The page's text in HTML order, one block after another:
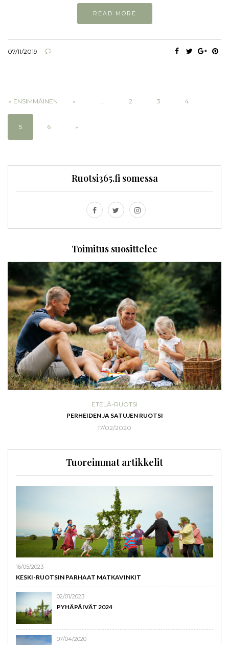
READ MORE
07/11/2019
« ENSIMMÄINEN « ... 2 3 4
5 6 »
Ruotsi365.fi somessa
Toimitus suosittelee
JA SATUJEN RUOTSI
Tuoreimmat artikkelit
16/05/2023
KESKI-RUOTSIN PARHAAT MATKAVINKIT
02/01/2023
PYHÄPÄIVÄT 2024
07/04/2020